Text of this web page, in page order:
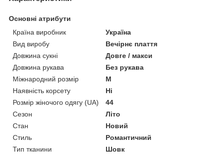
Основні атрибути
Країна виробник
Україна
Вид виробу
Вечірнє плаття
Довжина сукні
Довге / макси
Довжина рукава
Без рукава
Міжнародний розмір
M
Наявність корсету
Ні
Розмір жіночого одягу (UA)
44
Сезон
Літо
Стан
Новий
Стиль
Романтичний
Тип тканини
Шовк